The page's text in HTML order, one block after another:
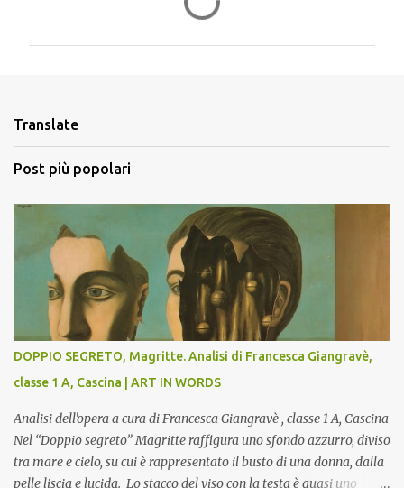
i
Translate
Post più popolari
DOPPIO SEGRETO, Magritte. Analisi di Francesca Giangravè,
classe 1 A, Cascina | ART IN WORDS
Analisi dell'opera a cura di Francesca Giangravè , classe 1 A, Cascina
Nel “Doppio segreto” Magritte raffigura uno sfondo azzurro, diviso
tra mare e cielo, su cui è rappresentato il busto di una donna, dalla
pelle liscia e lucida. Lo stacco del viso con la testa è quasi uno